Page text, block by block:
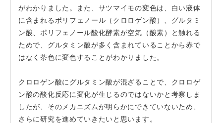
がわかりました。また、サツマイモの変色は、白い液体
に含まれるポリフェノール（クロロゲン酸）、グルタミ
ン酸、ポリフェノール酸化酵素が空気（酸素）と触れる
ためで、グルタミン酸が多く含まれていることから赤で
はなく茶色に変色することがわかりました。
クロロゲン酸にグルタミン酸が混ざることで、クロロゲ
ン酸の酸化反応に変化が生じるのではないかと考察しま
したが、そのメカニズムが明らかにできていないため、
さらに研究を進めていきたいと思います。